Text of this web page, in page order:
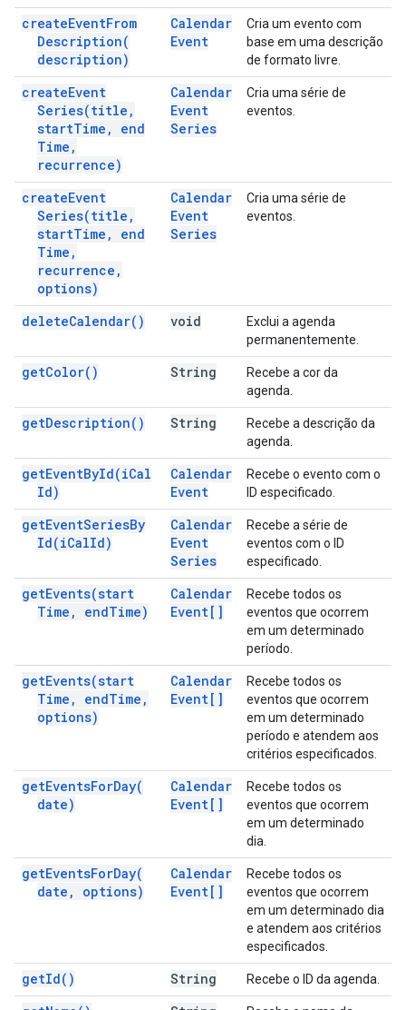
createEventFrom
Description(
description)
Calendar
Event
Cria um evento com
base em uma descrição
de formato livre.
createEvent
Series(title ,
startTime ,
end
Time ,
recurrence)
Calendar
Event
Series
Cria uma série de
eventos.
createEvent
Series(title ,
startTime ,
end
Time ,
recurrence ,
options)
Calendar
Event
Series
Cria uma série de
eventos.
deleteCalendar( ) void
Exclui a agenda
permanentemente.
getColor( ) String
Recebe a cor da
agenda.
getDescription( ) String
Recebe a descrição da
agenda.
getEventById(iCal
Id)
Calendar
Event
Recebe o evento com o
ID especificado.
getEventSeriesBy
Id(iCalId)
Calendar
Event
Series
Recebe a série de
eventos com o ID
especificado.
getEvents(start
Time , endTime)
Calendar
Event[]
Recebe todos os
eventos que ocorrem
em um determinado
período.
getEvents(start
Time , endTime ,
options)
Calendar
Event[]
Recebe todos os
eventos que ocorrem
em um determinado
período e atendem aos
critérios especificados.
getEventsForDay(
date)
Calendar
Event[]
Recebe todos os
eventos que ocorrem
em um determinado
dia.
getEventsForDay(
date , options)
Calendar
Event[]
Recebe todos os
eventos que ocorrem
em um determinado dia
e atendem aos critérios
especificados.
getId( ) String Recebe o ID da agenda.